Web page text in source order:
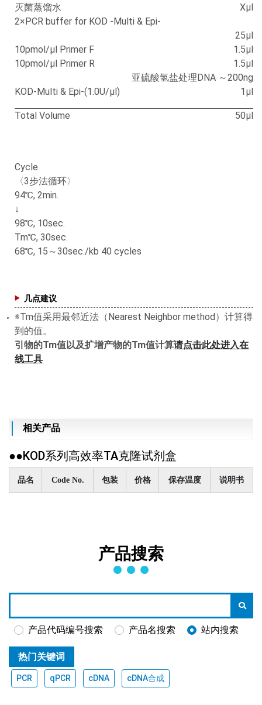
灭菌蒸馏水
Xμl
2×PCR buffer for KOD -Multi & Epi-
25μl
10pmol/μl Primer F
1.5μl
10pmol/μl Primer R
1.5μl
亚硫酸氢盐处理DNA ～200ng
KOD-Multi & Epi-(1.0U/μl)
1μl
Total Volume 50μl
Cycle
〈3步法循环〉
94℃, 2min.
↓
98℃, 10sec.
Tm℃, 30sec.
68℃, 15～30sec./kb 40 cycles
几点建议
※Tm值采用最邻近法（Nearest Neighbor method）计算得
到的值。
引物的Tm值以及扩增产物的Tm值计算请点击此处进入在
线工具
相关产品
●●KOD系列高效率TA克隆试剂盒
品名 Code No. 包装 价格 保存温度 说明书
产品搜索
产品代码编号搜索 产品名搜索 站内搜索
热门关键词
PCR qPCR cDNA cDNA合成